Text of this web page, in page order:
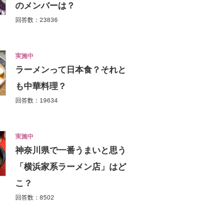
のメンバーは？
回答数：23836
実施中
ラーメンって日本食？それと
も中華料理？
回答数：19634
実施中
神奈川県で一番うまいと思う
「横浜家系ラーメン店」はど
こ？
回答数：8502